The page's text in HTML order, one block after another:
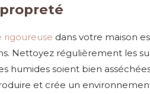
rigoureuse dans votre maison
Nettoyez régulièrement les
humides soient bien
et crée un